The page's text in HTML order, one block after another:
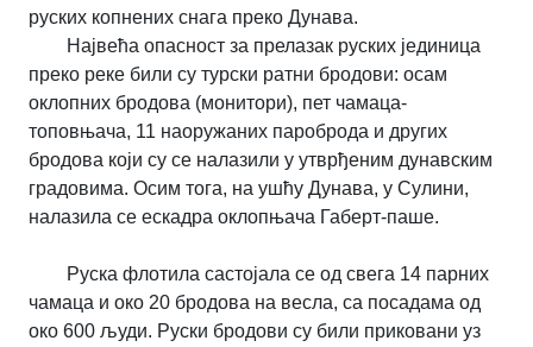
руских копнених снага преко Дунава.
Највећа опасност за прелазак руских јединица
преко реке били су турски ратни бродови: осам
оклопних бродова (монитори), пет чамаца-
топовњача, 11 наоружаних пароброда и других
бродова који су се налазили у утврђеним дунавским
градовима. Осим тога, на ушћу Дунава, у Сулини,
налазила се ескадра оклопњача Габерт-паше.
Руска флотила састојала се од свега 14 парних
чамаца и око 20 бродова на весла, са посадама од
око 600 људи. Руски бродови су били приковани уз